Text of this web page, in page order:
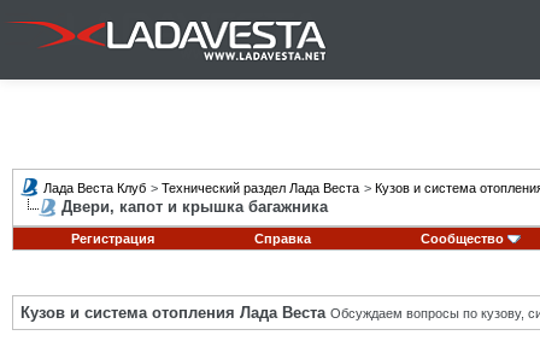
Лада Веста Клуб > Технический раздел Лада Веста > Кузов и система
Двери, капот и крышка багажника
Регистрация Справка Сообщество
Кузов и система отопления Лада Веста Обсуждаем вопросы по кузову,